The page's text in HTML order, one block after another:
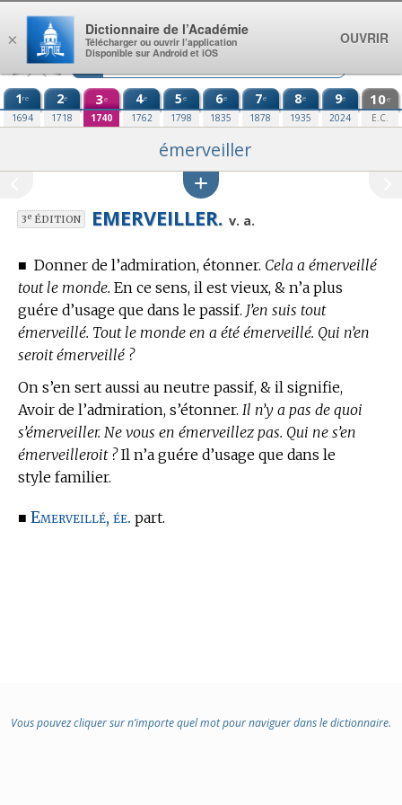
Aller au contenu
1re
1694
2e
1718
3e
1740
4e
1762
5e
1798
6e
1835
7e
1878
8e
1935
9e
2024
10e
E.C.
émerveiller
3eÉDITION EMERVEILLER. v. a.
■ Donner de l’admiration, étonner. Cela a émerveillé
tout le monde. En ce sens, il est vieux, & n’a plus
guére d’usage que dans le passif. J’en suis tout
émerveillé. Tout le monde en a été émerveillé. Qui n’en
seroit émerveillé ?
On s’en sert aussi au neutre passif, & il signifie,
Avoir de l’admiration, s’étonner. Il n’y a pas de quoi
s’émerveiller. Ne vous en émerveillez pas. Qui ne s’en
émerveilleroit ?Il n’a guére d’usage que dans le
style familier.
■ Emerveillé, ée. part.
Vous pouvez cliquer sur n’importe quel mot pour naviguer dans le dictionnaire.
×
Dictionnaire de l’Académie
Télécharger ou ouvrir l’application
Disponible sur Android et iOS
OUVRIR